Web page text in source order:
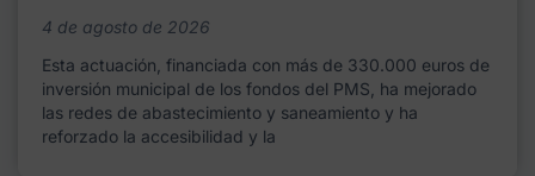
4 de agosto de 2026
Esta actuación, financiada con más de 330.000 euros de
inversión municipal de los fondos del PMS, ha mejorado
las redes de abastecimiento y saneamiento y ha
reforzado la accesibilidad y la